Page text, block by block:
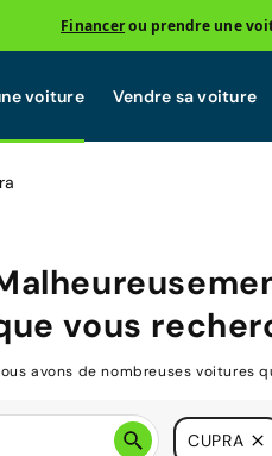
Financerou prendre une
voiture Vendre sa voiture
vous
avons de nombreuses voitures
CUPRA